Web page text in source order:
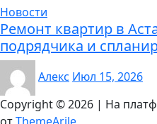
Новости
Ремонт квартир в
подрядчика и
Алекс Июл 15, 2026
Copyright © 2026 | На